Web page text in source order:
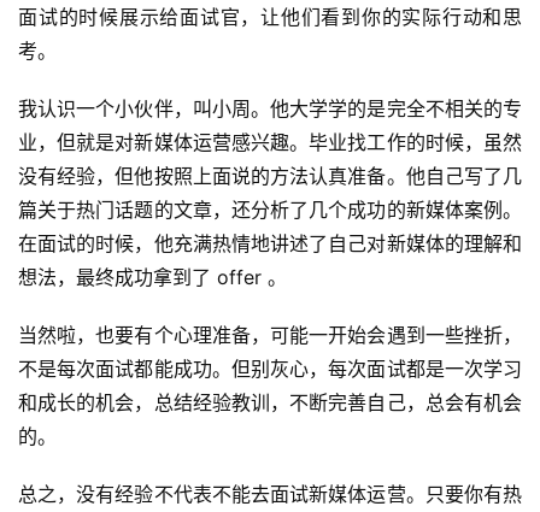
面试的时候展示给面试官，让他们看到你的实际行动和思
考。
我认识一个小伙伴，叫小周。他大学学的是完全不相关的专
业，但就是对新媒体运营感兴趣。毕业找工作的时候，虽然
没有经验，但他按照上面说的方法认真准备。他自己写了几
篇关于热门话题的文章，还分析了几个成功的新媒体案例。
在面试的时候，他充满热情地讲述了自己对新媒体的理解和
想法，最终成功拿到了 offer 。
当然啦，也要有个心理准备，可能一开始会遇到一些挫折，
不是每次面试都能成功。但别灰心，每次面试都是一次学习
和成长的机会，总结经验教训，不断完善自己，总会有机会
的。
总之，没有经验不代表不能去面试新媒体运营。只要你有热